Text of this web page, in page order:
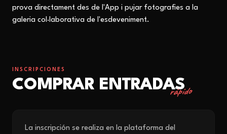
prova directament des de l'App i pujar fotografies a la
galeria col·laborativa de l'esdeveniment.
INSCRIPCIONES
COMPRAR ENTRADAS
rápido
La inscripción se realiza en la plataforma del